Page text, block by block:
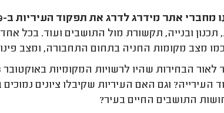
אתר מידרג לדרג את תפקוד העיריות ב-9 תחומים מרכזיים:
תכנון ובנייה, תקשורת מול התושבים ועוד. בכל
מצב מקומות החניה בתחום התחבורה, ומצב
העירייה? וגם האם העיריות שקיבלו ציונים
התושבים החיים בעיר?